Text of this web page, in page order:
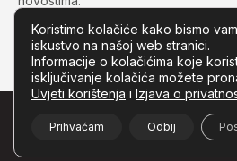
Zip.com.hr–
Koristimo kolačiće kako bismo
iskustvo na našoj web stranici.
Informacije o kolačićima koje
isključivanje kolačića možete
Uvjeti korištenja i Izjava o
Prihvaćam Odbij